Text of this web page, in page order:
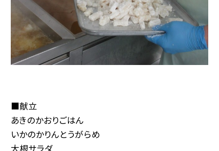
■献立
あきのかおりごはん
いかのかりんとうがらめ
大根サラダ